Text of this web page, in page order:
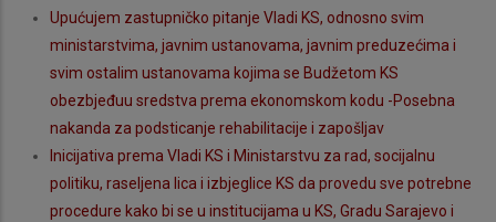
Upućujem zastupničko pitanje Vladi KS, odnosno svim
ministarstvima, javnim ustanovama, javnim preduzećima i
svim ostalim ustanovama kojima se Budžetom KS
obezbjeđuu sredstva prema ekonomskom kodu -Posebna
nakanda za podsticanje rehabilitacije i zapošljav
Inicijativa prema Vladi KS i Ministarstvu za rad, socijalnu
politiku, raseljena lica i izbjeglice KS da provedu sve potrebne
procedure kako bi se u institucijama u KS, Gradu Sarajevo i